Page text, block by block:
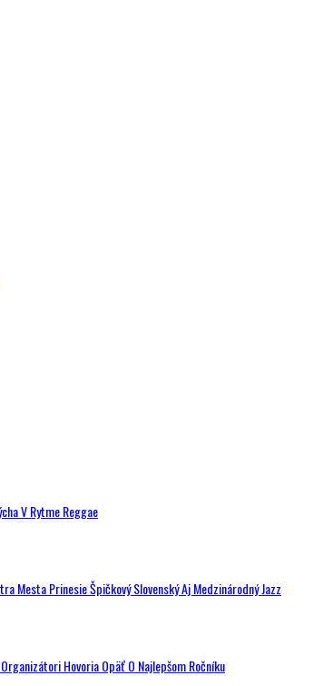
V Rytme Reggae
Mesta Prinesie Špičkový Slovenský Aj Medzinárodný Jazz
Hovoria Opäť O Najlepšom Ročníku